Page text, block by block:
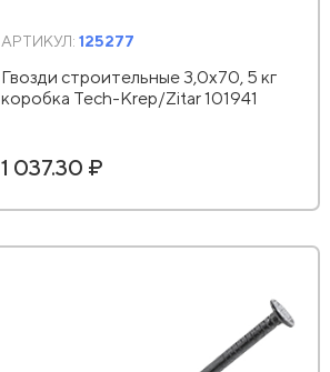
АРТИКУЛ: 125277
Гвозди строительные 3,0х70, 5 кг
коробка Tech-Krep/Zitar 101941
1 037.30 ₽